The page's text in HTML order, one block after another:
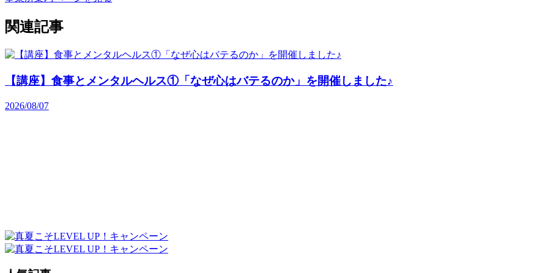
関連記事
【講座】食事とメンタルヘルス①「なぜ心はバテるのか」を開催しました♪
2026/08/07